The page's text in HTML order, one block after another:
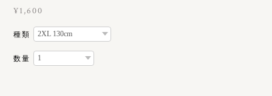
¥1,600
種類
数量